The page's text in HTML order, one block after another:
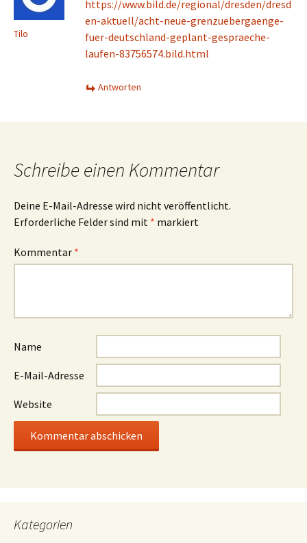
Tilo
https://www.bild.de/regional/dresden/dresd
en-aktuell/acht-neue-grenzuebergaenge-
fuer-deutschland-geplant-gespraeche-
laufen-83756574.bild.html
Antworten
Schreibe einen Kommentar
Deine E-Mail-Adresse wird nicht veröffentlicht.
Erforderliche Felder sind mit * markiert
Kommentar *
Name
E-Mail-Adresse
Website
Kategorien